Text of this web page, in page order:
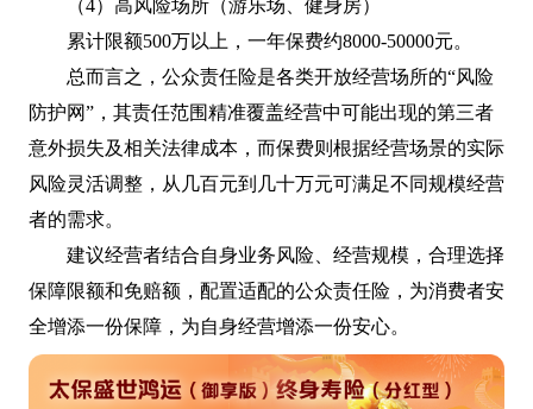
（4）高风险场所（游乐场、健身房）
累计限额500万以上，一年保费约8000-50000元。
总而言之，公众责任险是各类开放经营场所的“风险
防护网”，其责任范围精准覆盖经营中可能出现的第三者
意外损失及相关法律成本，而保费则根据经营场景的实际
风险灵活调整，从几百元到几十万元可满足不同规模经营
者的需求。
建议经营者结合自身业务风险、经营规模，合理选择
保障限额和免赔额，配置适配的公众责任险，为消费者安
全增添一份保障，为自身经营增添一份安心。